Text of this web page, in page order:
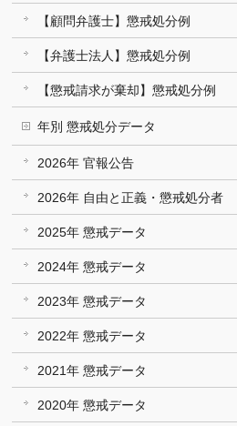
【顧問弁護士】懲戒処分例
【弁護士法人】懲戒処分例
【懲戒請求が棄却】懲戒処分例
年別 懲戒処分データ
2026年 官報公告
2026年 自由と正義・懲戒処分者
2025年 懲戒データ
2024年 懲戒データ
2023年 懲戒データ
2022年 懲戒データ
2021年 懲戒データ
2020年 懲戒データ